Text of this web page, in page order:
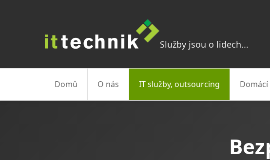
Služby jsou o lidech...
Domů O nás IT služby, outsourcing